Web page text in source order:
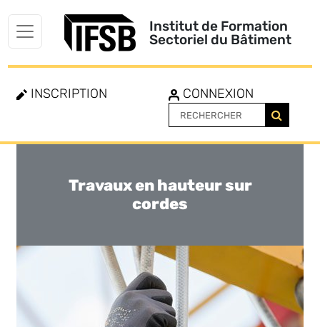
Institut de Formation
Sectoriel du Bâtiment
INSCRIPTION CONNEXION
ToggleTravaux en hauteur sur
cordes